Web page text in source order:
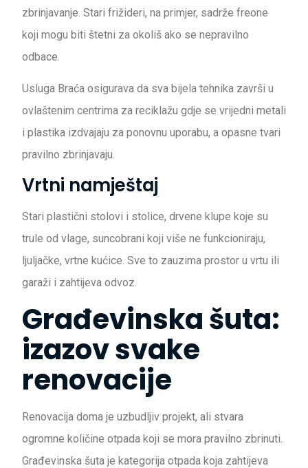
zbrinjavanje. Stari frižideri, na primjer, sadrže freone
koji mogu biti štetni za okoliš ako se nepravilno
odbace.
Usluga Braća osigurava da sva bijela tehnika završi u
ovlaštenim centrima za reciklažu gdje se vrijedni metali
i plastika izdvajaju za ponovnu uporabu, a opasne tvari
pravilno zbrinjavaju.
Vrtni namještaj
Stari plastični stolovi i stolice, drvene klupe koje su
trule od vlage, suncobrani koji više ne funkcioniraju,
ljuljačke, vrtne kućice. Sve to zauzima prostor u vrtu ili
garaži i zahtijeva odvoz.
Građevinska šuta:
izazov svake
renovacije
Renovacija doma je uzbudljiv projekt, ali stvara
ogromne količine otpada koji se mora pravilno zbrinuti.
Građevinska šuta je kategorija otpada koja zahtijeva